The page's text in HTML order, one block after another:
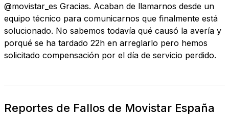
@movistar_es Gracias. Acaban de llamarnos desde un
equipo técnico para comunicarnos que finalmente está
solucionado. No sabemos todavía qué causó la avería y
porqué se ha tardado 22h en arreglarlo pero hemos
solicitado compensación por el día de servicio perdido.
Reportes de Fallos de Movistar España